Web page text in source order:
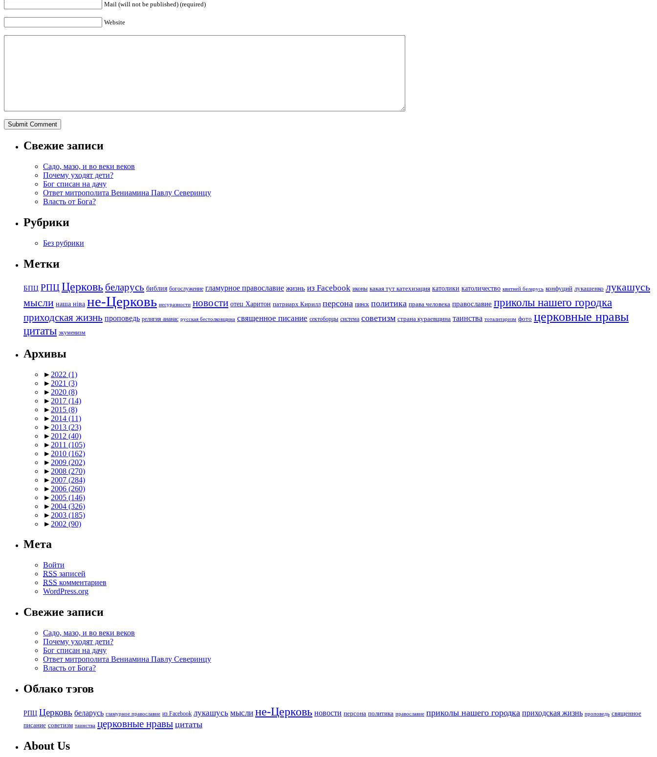
Mail (will not be published) (required)
Website
Свежие записи
Садо, мазо, и во веки веков
Почему уходят дети?
Бог списан на дачу
Ответ митрополита Вениамина Павлу Северинцу
Власть от Бога?
Рубрики
Без рубрики
Метки
БПЦ РПЦ Церковь беларусь библия богослужение гламурное православие жизнь из Facebook иконы какая тут катехизация католики католичество квитней беларусь конфуций лукашенко лукашусь
мысли наша ніва не-Церковь несуразности новости отец Харитон патриарх Кирилл персона пинск политика права человека православие приколы нашего городка
приходская жизнь проповедь религия ананас русская бестолковщина священное писание сектоборцы система советизм страна кураевщина таинства тоталитаризм фото церковные нравы
цитаты экуменизм
Архивы
► 2022 (1)
► 2021 (3)
► 2020 (8)
► 2017 (14)
► 2015 (8)
► 2014 (11)
► 2013 (23)
► 2012 (40)
► 2011 (105)
► 2010 (162)
► 2009 (202)
► 2008 (270)
► 2007 (284)
► 2006 (260)
► 2005 (146)
► 2004 (326)
► 2003 (185)
► 2002 (90)
Мета
Войти
RSS записей
RSS комментариев
WordPress.org
Свежие записи
Садо, мазо, и во веки веков
Почему уходят дети?
Бог списан на дачу
Ответ митрополита Вениамина Павлу Северинцу
Власть от Бога?
Облако тэгов
РПЦ Церковь беларусь гламурное православие из Facebook лукашусь мысли не-Церковь новости персона политика православие приколы нашего городка приходская жизнь проповедь священное
писание советизм таинства церковные нравы цитаты
About Us